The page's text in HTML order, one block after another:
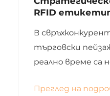
RFID
за доставки и
магазина
В
търговски
реално време са
глобалните
Преглед на